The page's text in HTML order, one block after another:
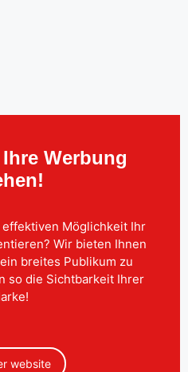
Werbung
Möglichkeit Ihr
Wir bieten Ihnen
breites Publikum zu
so die Sichtbarkeit Ihrer
website